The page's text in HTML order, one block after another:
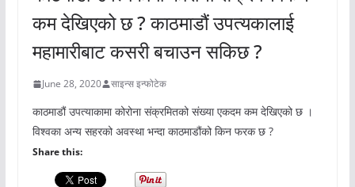
कम देखिएको छ ? काठमाडौं उपत्यकालाई
महामारीबाट कसरी बचाउन सकिछ ?
June 28, 2020 साइन्स इन्फोटेक
काठमाडौं उपत्याकामा कोरोना संक्रमितको संख्या एकदम कम देखिएको छ ।
विश्वका अन्य सहरको अवस्था भन्दा काठमाडौंको किन फरक छ ?
Share this: